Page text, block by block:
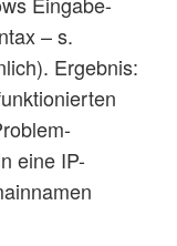
– s.
Ergebnis:
eine IP-